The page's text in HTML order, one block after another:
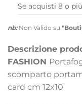
Se acquisti 8 o
nb:Non Valido su
Descrizione
FASHION
scomparto
card cm 12x10